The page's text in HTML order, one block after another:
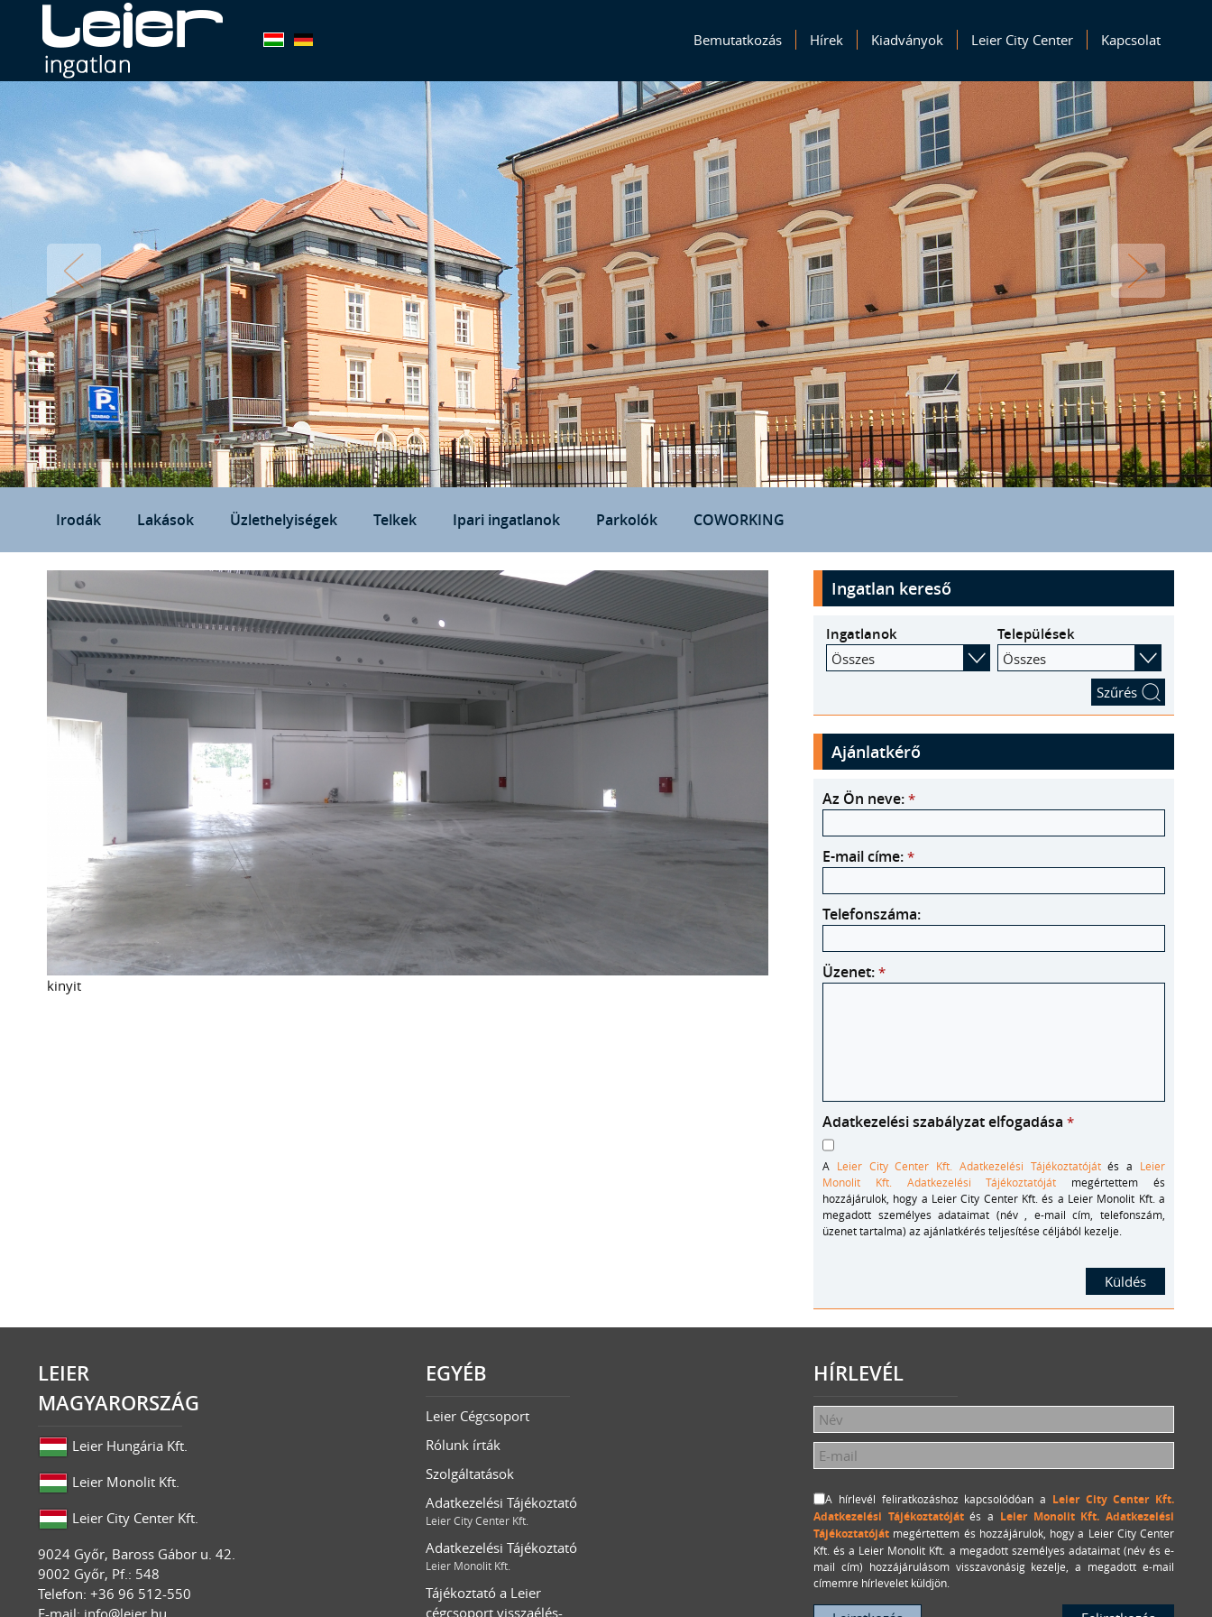
Bemutatkozás Hírek Kiadványok Leier City Center Kapcsolat
Irodák Lakások Üzlethelyiségek Telkek Ipari ingatlanok Parkolók COWORKING
kinyit
Ingatlan kereső
Ingatlanok
Összes
Települések
Összes
Ajánlatkérő
Az Ön neve: *
E-mail címe: *
Telefonszáma:
Üzenet: *
Adatkezelési szabályzat elfogadása *
A Leier City Center Kft. Adatkezelési Tájékoztatójátés a Leier
Monolit Kft. Adatkezelési Tájékoztatóját megértettem és
hozzájárulok, hogy a Leier City Center Kft. és a Leier Monolit Kft. a
megadott személyes adataimat (név , e-mail cím, telefonszám,
üzenet tartalma) az ajánlatkérés teljesítése céljából kezelje.
LEIER
MAGYARORSZÁG
Leier Hungária Kft.
Leier Monolit Kft.
Leier City Center Kft.
9024 Győr, Baross Gábor u. 42.
9002 Győr, Pf.: 548
Telefon: +36 96 512-550
E-mail: info@leier.hu
EGYÉB
Leier Cégcsoport
Rólunk írták
Szolgáltatások
Adatkezelési Tájékoztató
Leier City Center Kft.
Adatkezelési Tájékoztató
Leier Monolit Kft.
Tájékoztató a Leier
cégcsoport visszaélés-
HÍRLEVÉL
A hírlevél feliratkozáshoz kapcsolódóan a Leier City Center Kft.
Adatkezelési Tájékoztatójátés a Leier Monolit Kft. Adatkezelési
Tájékoztatóját megértettem és hozzájárulok, hogy a Leier City Center
Kft. és a Leier Monolit Kft. a megadott személyes adataimat (név és e-
mail cím) hozzájárulásom visszavonásig kezelje, a megadott e-mail
címemre hírlevelet küldjön.